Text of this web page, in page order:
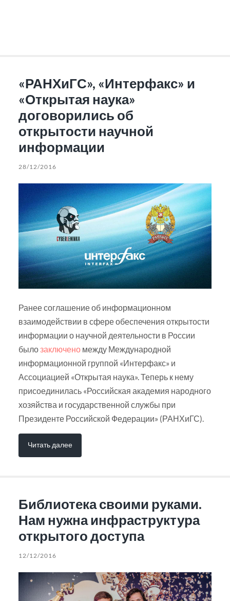
«РАНХиГС», «Интерфакс» и
«Открытая наука»
договорились об
открытости научной
информации
28/12/2016
Ранее соглашение об информационном
взаимодействии в сфере обеспечения открытости
информации о научной деятельности в России
былозаключеномежду Международной
информационной группой «Интерфакс» и
Ассоциацией «Открытая наука». Теперь к нему
присоединилась «Российская академия народного
хозяйства и государственной службы при
Президенте Российской Федерации» (РАНХиГС).
Читать далее
Библиотека своими руками.
Нам нужна инфраструктура
открытого доступа
12/12/2016